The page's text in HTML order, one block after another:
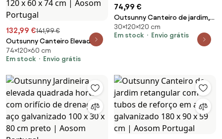
132,99 €141,99 €
Outsunny Canteiro Elevado
Caixa de Plantas Vaso de Flores
Horta com Tecido-não-tecido
Natural+Preto 120 x 60 x 74 cm |
Aosom Portugal
74×120×60 cm
Em stock
Envio grátis
74,99 €
Outsunny Canteiro de jardim,
canteiro com corpo de aço,
cinza claro, 120 x 120 x 30 cm |
30×120×120 cm
Em stock
Envio grátis